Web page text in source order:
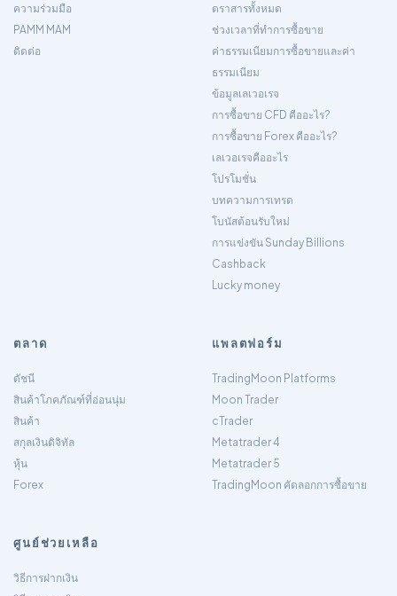
ความร่วมมือ
PAMM MAM
ติดต่อ
ตราสารทั้งหมด
ช่วงเวลาที่ทำการซื้อขาย
ค่าธรรมเนียมการซื้อขายและค่า
ธรรมเนียม
ข้อมูลเลเวอเรจ
การซื้อขาย CFD คืออะไร?
การซื้อขาย Forex คืออะไร?
เลเวอเรจคืออะไร
โปรโมชั่น
บทความการเทรด
โบนัสต้อนรับใหม่
การแข่งขัน Sunday Billions
Cashback
Lucky money
ตลาด
ดัชนี
สินค้าโภคภัณฑ์ที่อ่อนนุ่ม
สินค้า
สกุลเงินดิจิทัล
หุ้น
Forex
แพลตฟอร์ม
TradingMoon Platforms
Moon Trader
cTrader
Metatrader 4
Metatrader 5
TradingMoon คัดลอกการซื้อขาย
ศูนย์ช่วยเหลือ
วิธีการฝากเงิน